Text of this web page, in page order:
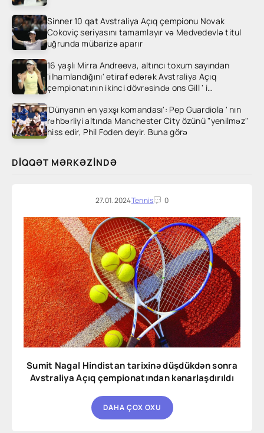
Sinner 10 qat Avstraliya Açıq çempionu Novak
Cokoviç seriyasını tamamlayır və Medvedevlə titul
uğrunda mübarizə aparır
16 yaşlı Mirra Andreeva, altıncı toxum sayından
'ilhamlandığını' etiraf edərək Avstraliya Açıq
çempionatının ikinci dövrəsində ons Gill ' i
'Dünyanın ən yaxşı komandası': Pep Guardiola ' nın
rəhbərliyi altında Manchester City özünü "yenilməz"
hiss edir, Phil Foden deyir. Buna görə
DIQQƏT MƏRKƏZINDƏ
27.01.2024Tennis 0
Sumit Nagal Hindistan tarixinə düşdükdən sonra
Avstraliya Açıq çempionatından kənarlaşdırıldı
DAHA ÇOX OXU